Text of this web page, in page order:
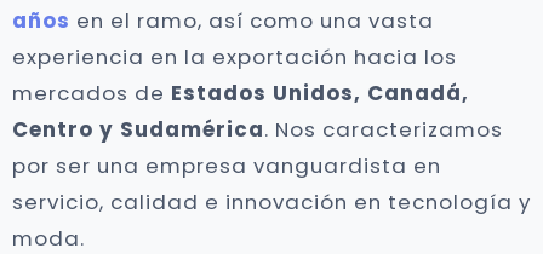
años en el ramo, así como una vasta
experiencia en la exportación hacia los
mercados de Estados Unidos, Canadá,
Centro y Sudamérica. Nos caracterizamos
por ser una empresa vanguardista en
servicio, calidad e innovación en tecnología y
moda.